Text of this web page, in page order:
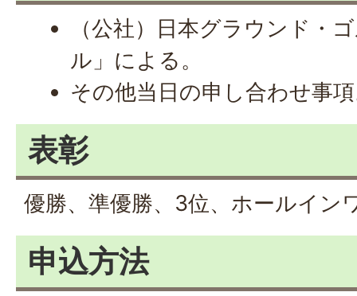
（公社）日本グラウンド・
ル」による。
その他当日の申し合わせ事
表彰
優勝、準優勝、3位、ホールイン
申込方法